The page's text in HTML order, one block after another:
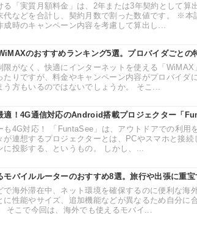
「実質月額料金」は、2年または3年契約として算
代などを合計し、契約月数で割った数値です。 ※本
成時のキャンペーン内容を考慮して算出し...
のおすすめランキング5選。プロバイダごとの
限がなく、快適にインターネットを使える「WiMAX
たりですが、料金やキャンペーン内容がプロバイダ
う方もいるのではないでしょうか。 そこ...
適！4G通信対応のAndroid搭載プロジェクター「
も4G対応！ 「FuntaSee」は、アウトドアでの利用
が連想するプロジェクターとは、PCやスマホと接
に投影する、というもの。 しかし、...
モバイルルーターのおすすめ8選。旅行や出張に重
で海外滞在中、ネット環境を確保するのに便利な海
に性能やサイズ、追加機能などが異なるため自分に
そこで今回は、海外でも使えるモバイ...